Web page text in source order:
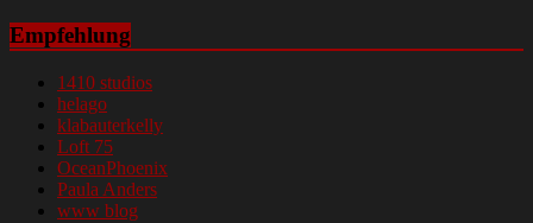
Empfehlung
1410 studios
helago
klabauterkelly
Loft 75
OceanPhoenix
Paula Anders
www blog